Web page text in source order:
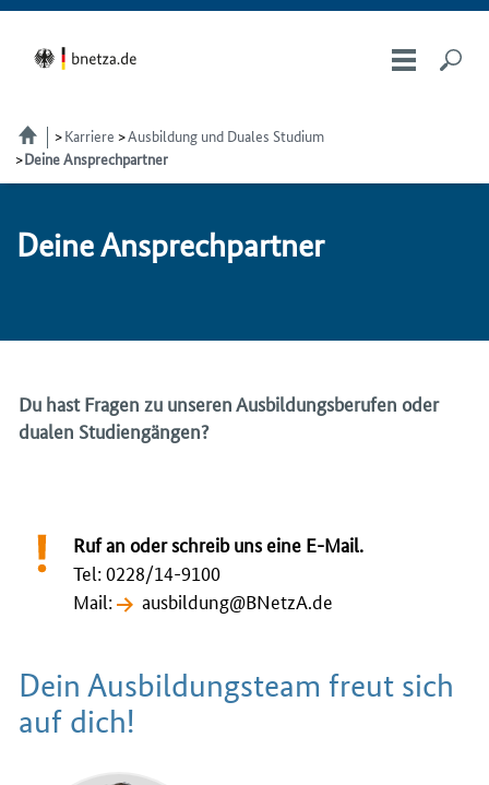
Karriere
Ausbildung und Duales Studium
Deine Ansprechpartner
Dei­ne An­sprech­part­ner
Du hast Fragen zu unseren Ausbildungsberufen oder
dualen Studiengängen?
Ruf an oder schreib uns eine E-Mail.
Tel: 0228/14-9100
Mail:
ausbildung@BNetzA.de
Dein Ausbildungsteam freut sich
auf dich!